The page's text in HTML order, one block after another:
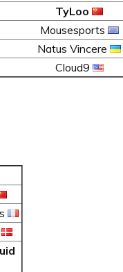
TyLoo
Mousesports
Natus Vincere
Cloud9